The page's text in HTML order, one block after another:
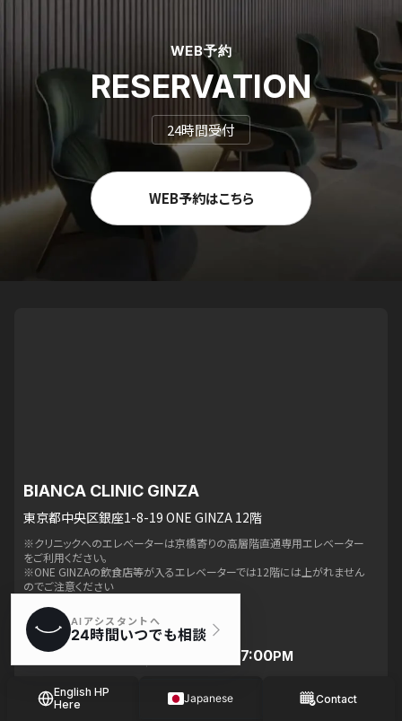
WEB予約
RESERVATION
24時間受付
WEB予約はこちら
English HP
Here
Japanese
Contact
BIANCA CLINIC GINZA
東京都中央区銀座1-8-19 ONE GINZA 12階
※クリニックへのエレベーターは京橋寄りの高層階直通専用エレベーター
をご利用ください。
※ONE GINZAの飲食店等が入るエレベーターでは12階には上がれません
のでご注意ください
TEL
050-3196-4834
診療時間
〜 7:00PM